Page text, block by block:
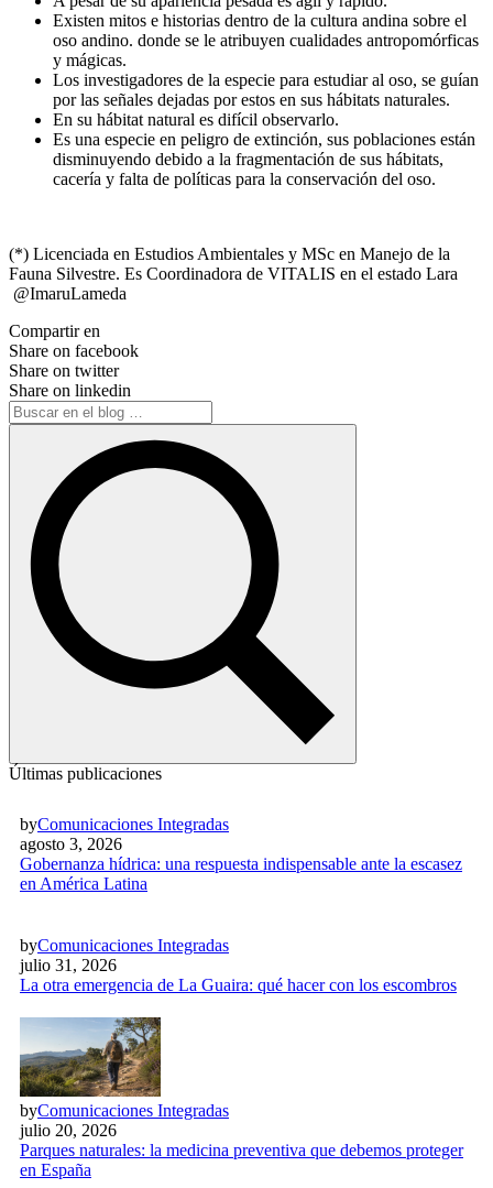
Existen mitos e historias dentro de la cultura andina sobre el
oso andino. donde se le atribuyen cualidades antropomórficas
y mágicas.
Los investigadores de la especie para estudiar al oso, se guían
por las señales dejadas por estos en sus hábitats naturales.
En su hábitat natural es difícil observarlo.
Es una especie en peligro de extinción, sus poblaciones están
disminuyendo debido a la fragmentación de sus hábitats,
cacería y falta de políticas para la conservación del oso.
(*) Licenciada en Estudios Ambientales y MSc en Manejo de la
Fauna Silvestre. Es Coordinadora de VITALIS en el estado Lara
@ImaruLameda
Compartir en
Share on facebook
Share on twitter
Share on linkedin
Últimas publicaciones
byComunicaciones Integradas
agosto 3, 2026
Gobernanza hídrica: una respuesta indispensable ante la escasez
en América Latina
byComunicaciones Integradas
julio 31, 2026
La otra emergencia de La Guaira: qué hacer con los escombros
byComunicaciones Integradas
julio 20, 2026
Parques naturales: la medicina preventiva que debemos proteger
en España